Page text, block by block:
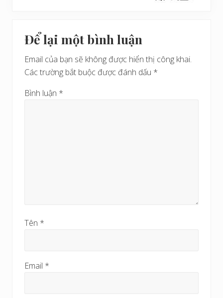
Reader
Interactions
Để lại một bình luận
Email của bạn sẽ không được hiển thị công khai.
Các trường bắt buộc được đánh dấu *
Bình luận *
Tên *
Email *